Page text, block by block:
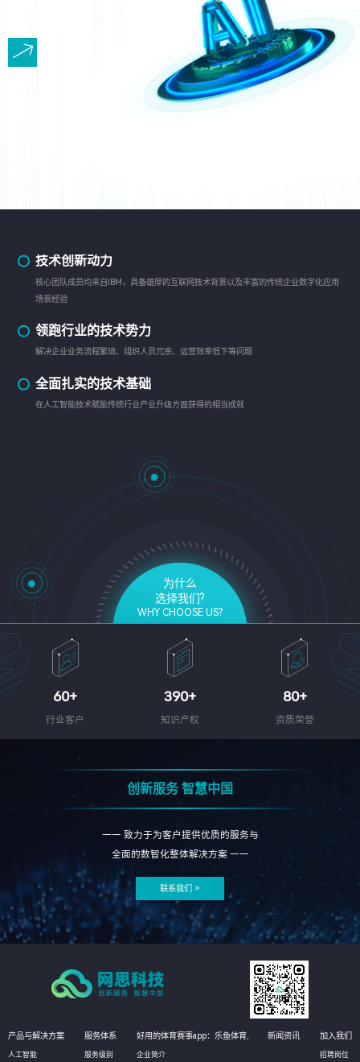
技术创新动力
核心团队成员均来自IBM，具备雄厚的互联网技术背景以及丰富的传统企业数字化应用
场景经验
领跑行业的技术势力
解决企业业务流程繁琐、组织人员冗余、运营效率低下等问题
全面扎实的技术基础
在人工智能技术赋能传统行业产业升级方面获得的相当成就
为什么
选择我们?
WHY CHOOSE US?
60+
行业客户
390+
知识产权
80+
资质荣誉
创新服务 智慧中国
—— 致力于为客户提供优质的服务与
全面的数智化整体解决方案 ——
联系我们 >
产品与解决方案
人工智能
服务体系
服务级别
好用的体育赛事app：乐鱼体育,
企业简介
新闻资讯 加入我们
招聘岗位